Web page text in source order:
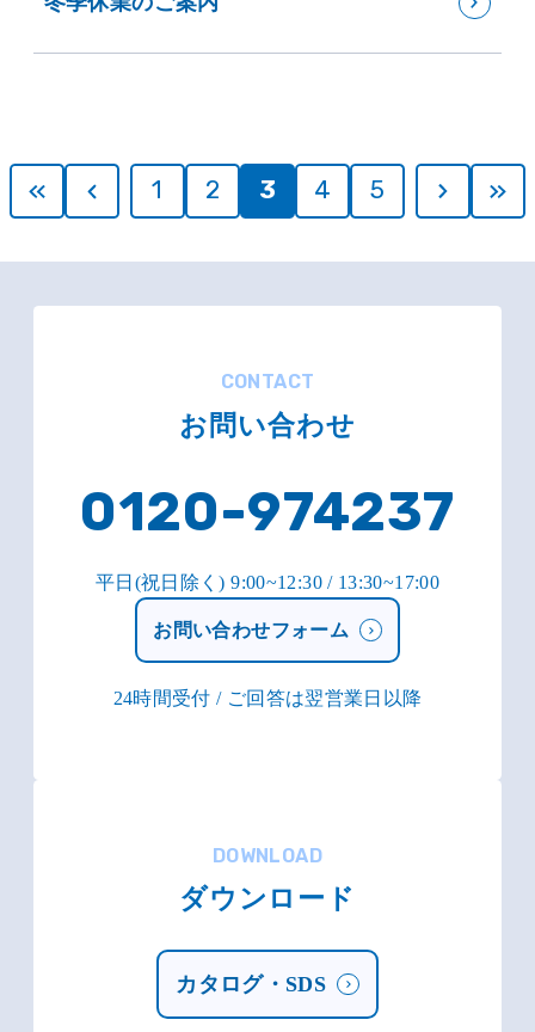
1 2 3 4 5
CONTACT
お問い合わせ
0120-974237
平日(祝日除く) 9:00~12:30 / 13:30~17:00
お問い合わせフォーム
24時間受付 / ご回答は翌営業日以降
DOWNLOAD
ダウンロード
カタログ・SDS